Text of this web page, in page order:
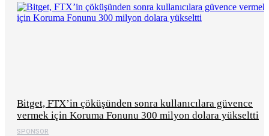
SPONSOR
Bitget, FTX’in çöküşünden sonra kullanıcılara güvence
vermek için Koruma Fonunu 300 milyon dolara yükseltti